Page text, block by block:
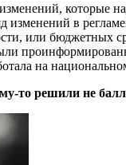
в
или бюджетных
на
то решили не